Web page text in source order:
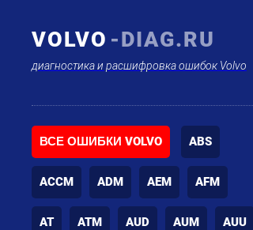
VOLVO -DIAG.RU
диагностика и расшифровка ошибок Volvo
ВСЕ ОШИБКИ VOLVO ABS
ACCM ADM AEM AFM
AT ATM AUD AUM AUU